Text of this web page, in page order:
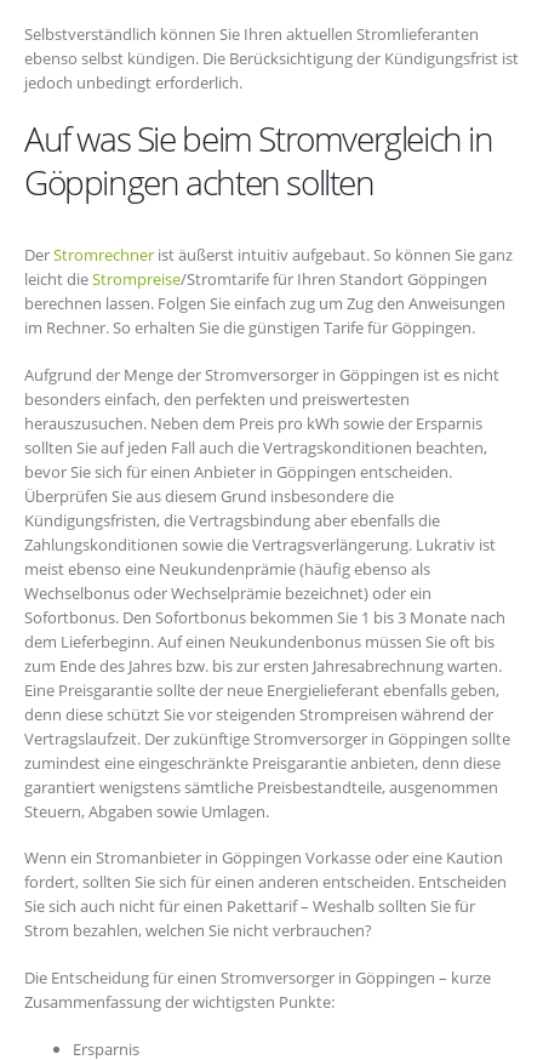
Selbstverständlich können Sie Ihren aktuellen Stromlieferanten
ebenso selbst kündigen. Die Berücksichtigung der Kündigungsfrist ist
jedoch unbedingt erforderlich.
Auf was Sie beim Stromvergleich in
Göppingen achten sollten
DerStromrechner ist äußerst intuitiv aufgebaut. So können Sie ganz
leicht dieStrompreise/Stromtarife für Ihren Standort Göppingen
berechnen lassen. Folgen Sie einfach zug um Zug den Anweisungen
im Rechner. So erhalten Sie die günstigen Tarife für Göppingen.
Aufgrund der Menge der Stromversorger in Göppingen ist es nicht
besonders einfach, den perfekten und preiswertesten
herauszusuchen. Neben dem Preis pro kWh sowie der Ersparnis
sollten Sie auf jeden Fall auch die Vertragskonditionen beachten,
bevor Sie sich für einen Anbieter in Göppingen entscheiden.
Überprüfen Sie aus diesem Grund insbesondere die
Kündigungsfristen, die Vertragsbindung aber ebenfalls die
Zahlungskonditionen sowie die Vertragsverlängerung. Lukrativ ist
meist ebenso eine Neukundenprämie (häufig ebenso als
Wechselbonus oder Wechselprämie bezeichnet) oder ein
Sofortbonus. Den Sofortbonus bekommen Sie 1 bis 3 Monate nach
dem Lieferbeginn. Auf einen Neukundenbonus müssen Sie oft bis
zum Ende des Jahres bzw. bis zur ersten Jahresabrechnung warten.
Eine Preisgarantie sollte der neue Energielieferant ebenfalls geben,
denn diese schützt Sie vor steigenden Strompreisen während der
Vertragslaufzeit. Der zukünftige Stromversorger in Göppingen sollte
zumindest eine eingeschränkte Preisgarantie anbieten, denn diese
garantiert wenigstens sämtliche Preisbestandteile, ausgenommen
Steuern, Abgaben sowie Umlagen.
Wenn ein Stromanbieter in Göppingen Vorkasse oder eine Kaution
fordert, sollten Sie sich für einen anderen entscheiden. Entscheiden
Sie sich auch nicht für einen Pakettarif – Weshalb sollten Sie für
Strom bezahlen, welchen Sie nicht verbrauchen?
Die Entscheidung für einen Stromversorger in Göppingen – kurze
Zusammenfassung der wichtigsten Punkte:
Ersparnis